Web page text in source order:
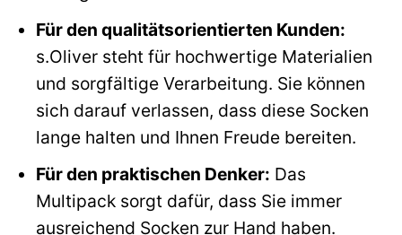
Für den qualitätsorientierten Kunden:
s.Oliver steht für hochwertige Materialien
und sorgfältige Verarbeitung. Sie können
sich darauf verlassen, dass diese Socken
lange halten und Ihnen Freude bereiten.
Für den praktischen Denker: Das
Multipack sorgt dafür, dass Sie immer
ausreichend Socken zur Hand haben.